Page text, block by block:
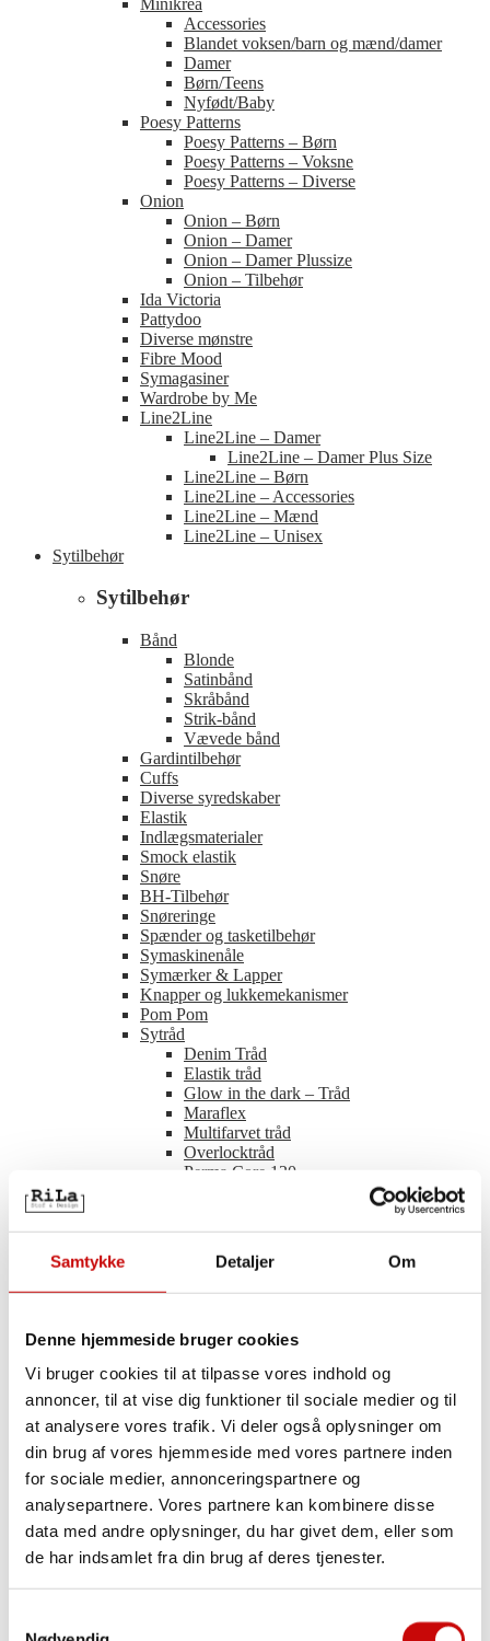
Samtykke Detaljer Om
Denne hjemmeside bruger cookies
Vi bruger cookies til at tilpasse vores indhold og
annoncer, til at vise dig funktioner til sociale medier og til
at analysere vores trafik. Vi deler også oplysninger om
din brug af vores hjemmeside med vores partnere inden
for sociale medier, annonceringspartnere og
analysepartnere. Vores partnere kan kombinere disse
data med andre oplysninger, du har givet dem, eller som
de har indsamlet fra din brug af deres tjenester.
Accessories
Blandet voksen/barn og mænd/damer
Damer
Børn/Teens
Nyfødt/Baby
Poesy Patterns
Poesy Patterns – Børn
Poesy Patterns – Voksne
Poesy Patterns – Diverse
Onion
Onion – Børn
Onion – Damer
Onion – Damer Plussize
Onion – Tilbehør
Ida Victoria
Pattydoo
Diverse mønstre
Fibre Mood
Symagasiner
Wardrobe by Me
Line2Line
Line2Line – Damer
Line2Line – Damer Plus Size
Line2Line – Børn
Line2Line – Accessories
Line2Line – Mænd
Line2Line – Unisex
Sytilbehør
Sytilbehør
Bånd
Blonde
Satinbånd
Skråbånd
Strik-bånd
Vævede bånd
Gardintilbehør
Cuffs
Diverse syredskaber
Elastik
Indlægsmaterialer
Smock elastik
Snøre
BH-Tilbehør
Snøreringe
Spænder og tasketilbehør
Symaskinenåle
Symærker & Lapper
Knapper og lukkemekanismer
Pom Pom
Sytråd
Denim Tråd
Elastik tråd
Glow in the dark – Tråd
Maraflex
Multifarvet tråd
Overlocktråd
Perma Core 120
Usynlig Sytråd
Ekstra stærk tråd
Ri-Tråd
Metal tråd
Foldeelastik
50% Glimmer
Ensfarvet
Glimmer
Med lille bølgekant
Med tungekant
Mønstret
Lynlåse
Fast
Delbar
Usynlig
Lynlås tilbehør
Piping/Tittekant
Elastisk Piping